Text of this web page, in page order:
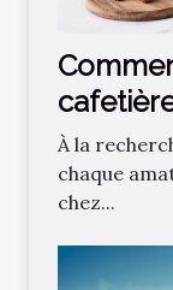
café
À la
chaque
chez...